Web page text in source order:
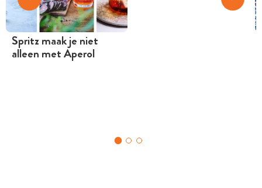
Spritz maak je niet
alleen met Aperol